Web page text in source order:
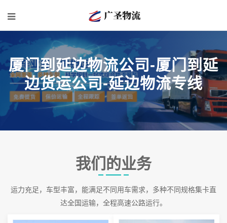
厦门到延边物流公司-厦门到延
边货运公司-延边物流专线
我们的业务
运力充足，车型丰富，能满足不同用车需求，多种不同规格集卡直
达全国运输，全程高速公路运行。